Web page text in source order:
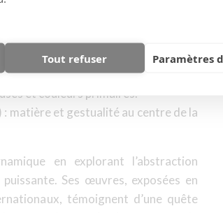
Tout refuser Paramètres
et Piet Mondrian. Il marque une
du monde. L’abstraction peut
des émotions.
et couleurs primaires.
: matière et gestualité au centre de la
en explorant l’abstraction
Ses œuvres, exposées en
témoignent d’une quête